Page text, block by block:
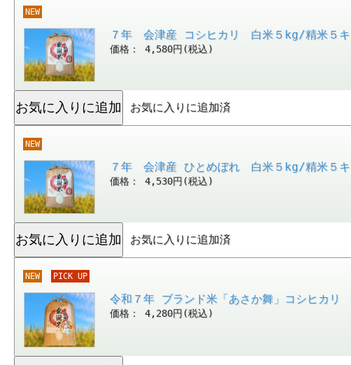
NEW
７年 会津産 コシヒカリ 白米５kg/精米５キ
価格： 4,580円(税込)
お気に入りに追加済
NEW
７年 会津産 ひとめぼれ 白米５kg/精米５キ
価格： 4,530円(税込)
お気に入りに追加済
NEW PICK UP
令和７年 ブランド米「あさか舞」コシヒカ
価格： 4,280円(税込)